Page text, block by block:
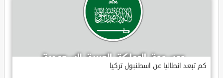
كم تبعد انطاليا عن اسطنبول تركيا